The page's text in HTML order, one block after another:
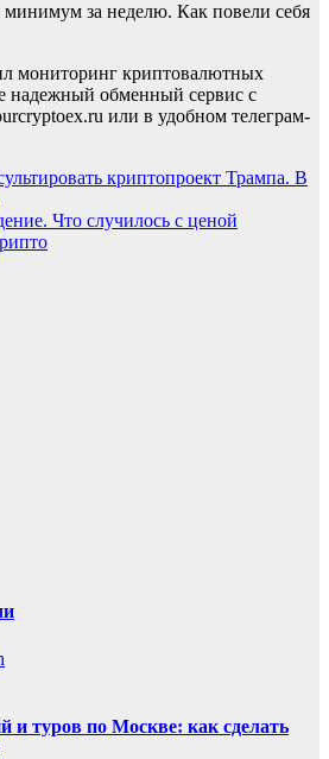
за неделю. Как повели себя
мониторинг криптовалютных
надежный обменный сервис с
или в удобном телеграм-
криптопроект Трампа. В
Что случилось с ценой
и туров по Москве: как сделать